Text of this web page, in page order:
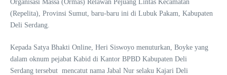
Organisasi Massa (Ormas) Relawan Pejuang Lintas Kecamatan
(Repelita), Provinsi Sumut, baru-baru ini di Lubuk Pakam, Kabupaten
Deli Serdang.
Kepada Satya Bhakti Online, Heri Siswoyo menuturkan, Boyke yang
dalam oknum pejabat Kabid di Kantor BPBD Kabupaten Deli
Serdang tersebut mencatut nama Jabal Nur selaku Kajari Deli